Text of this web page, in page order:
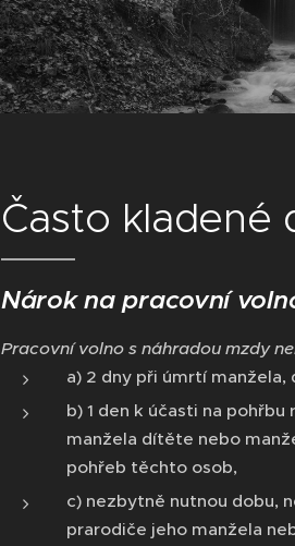
Často kladené
Nárok na pracovní
Pracovní volno s náhradou mzdy
a) 2 dny při úmrtí
b) 1 den k účasti na
manžela dítěte nebo
pohřeb těchto osob,
c) nezbytně nutnou dobu,
prarodiče jeho manžela